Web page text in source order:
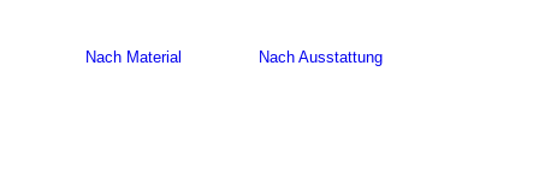
Nach Material Nach Ausstattung